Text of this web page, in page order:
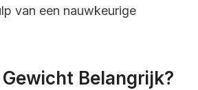
van een nauwkeurige
Belangrijk?